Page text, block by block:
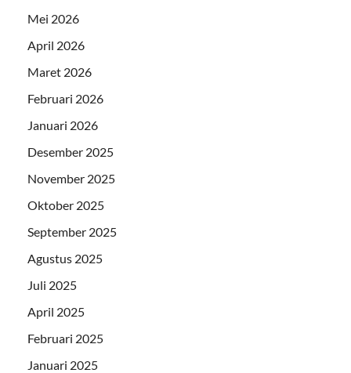
Mei 2026
April 2026
Maret 2026
Februari 2026
Januari 2026
Desember 2025
November 2025
Oktober 2025
September 2025
Agustus 2025
Juli 2025
April 2025
Februari 2025
Januari 2025